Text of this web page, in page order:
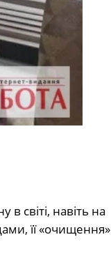
світі, навіть на
її «очищення»